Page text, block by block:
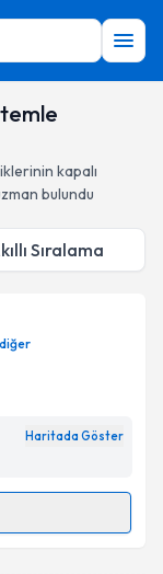
kapalı
bulundu
Sıralama
diğer
Haritada Göster